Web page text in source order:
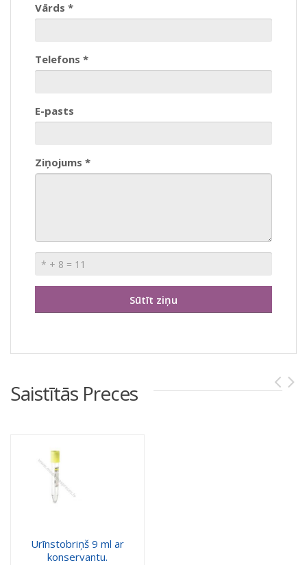
Vārds *
Telefons *
E-pasts
Ziņojums *
Saistītās Preces
Urīnstobriņš 9 ml ar
konservantu.